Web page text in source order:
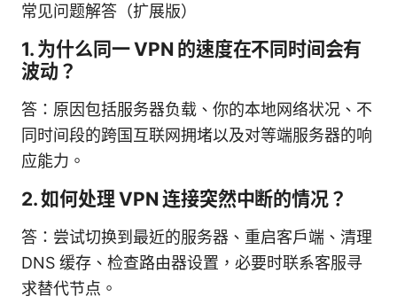
常见问题解答（扩展版）
1. 为什么同一 VPN 的速度在不同时间会有
波动？
答：原因包括服务器负载、你的本地网络状况、不
同时间段的跨国互联网拥堵以及对等端服务器的响
应能力。
2. 如何处理 VPN 连接突然中断的情况？
答：尝试切换到最近的服务器、重启客户端、清理
DNS 缓存、检查路由器设置，必要时联系客服寻
求替代节点。